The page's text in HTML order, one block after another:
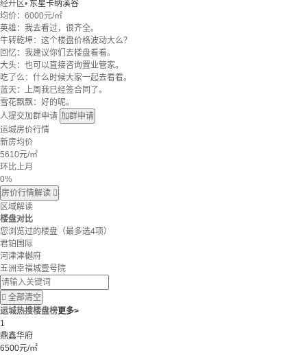
经开区• 东星卡纳溪谷
均价： 6000元/㎡
英雄：我去看过，很齐全。
牛转乾坤：这个楼盘价格波动大么？
回忆：我建议你们去楼盘看看。
大头：也可以直接咨询置业管家。
吃了么：什么时候大家一起去看看。
蓝天：上周我已经签合同了。
雪花飘飘：好的呢。
人提交加群申请 加群申请
运城房价行情
新房均价
5610元/㎡
环比上月
0%
房价行情解读 
区域解读
楼盘对比
您浏览过的楼盘 （最多选4项）
君铂国际
河津津樾府
五洲幸福城壹号院
 全部清空
运城热搜楼盘榜更多>
1
鼎鑫华府
6500元/㎡